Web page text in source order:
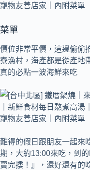
菜單
價位非常平價，這邊偷偷
寮漁村，海產都是從產地
真的必點一波海鮮來吃
難得的假日跟朋友一起來
期，大約13:00來吃，到
賣完摟！』，還好還有的